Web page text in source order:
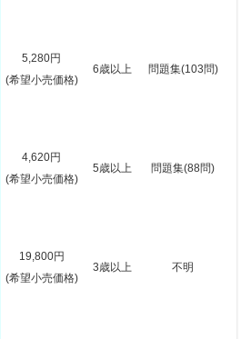
5,280円
(希望小売価格)
6歳以上 問題集(103問)
4,620円
(希望小売価格)
5歳以上 問題集(88問)
19,800円
(希望小売価格)
3歳以上 不明